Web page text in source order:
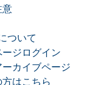
意
ついて
ジログイン
カイブページ
はこちら